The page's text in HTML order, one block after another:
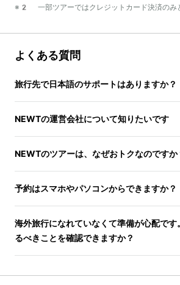
※2 一部ツアーではクレジットカード決済のみ
よくある質問
旅行先で日本語のサポートはありますか？
NEWTの運営会社について知りたいです
NEWTのツアーは、なぜおトクなのですか
予約はスマホやパソコンからできますか？
海外旅行になれていなくて準備が心配です
るべきことを確認できますか？